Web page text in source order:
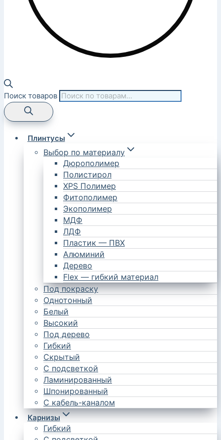
Поиск товаров
Плинтусы
Выбор по материалу
Дюрополимер
Полистирол
XPS Полимер
Фитополимер
Экополимер
МДФ
ЛДФ
Пластик — ПВХ
Алюминий
Дерево
Flex — гибкий материал
Под покраску
Однотонный
Белый
Высокий
Под дерево
Гибкий
Скрытый
С подсветкой
Ламинированный
Шпонированный
С кабель-каналом
Карнизы
Гибкий